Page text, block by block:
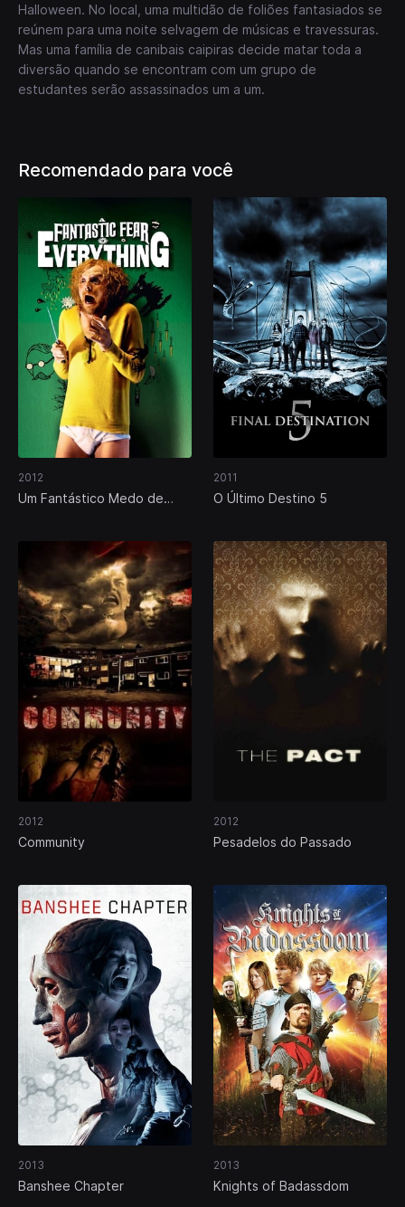
Halloween. No local, uma multidão de foliões fantasiados se
reúnem para uma noite selvagem de músicas e travessuras.
Mas uma família de canibais caipiras decide matar toda a
diversão quando se encontram com um grupo de
estudantes serão assassinados um a um.
Recomendado para você
2012
Um Fantástico Medo de
2011
O Último Destino 5
2012
Community
2012
Pesadelos do Passado
2013
Banshee Chapter
2013
Knights of Badassdom